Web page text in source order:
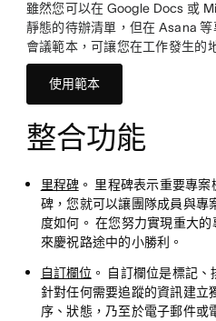
雖然您可以在 Google Docs 或
靜態的待辦清單，但在 Asana
會議範本，可讓您在工作發生的
使用範本
整合功能
里程碑。 里程碑表示重要專
碑，您就可以讓團隊成員與專
度如何。 在您努力實現重大
來慶祝路途中的小勝利。
自訂欄位 。 自訂欄位是標記
針對任何需要追蹤的資訊建立
序、狀態，乃至於電子郵件或